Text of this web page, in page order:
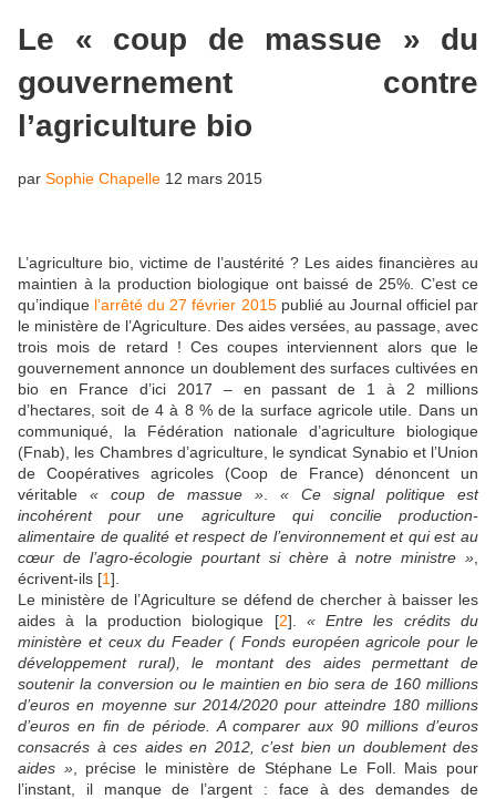
Le « coup de massue » du
gouvernement contre
l’agriculture bio
par Sophie Chapelle 12 mars 2015
L’agriculture bio, victime de l’austérité ? Les aides financières au
maintien à la production biologique ont baissé de 25%. C’est ce
qu’indique l’arrêté du 27 février 2015publié au Journal officiel par
le ministère de l’Agriculture. Des aides versées, au passage, avec
trois mois de retard ! Ces coupes interviennent alors que le
gouvernement annonce un doublement des surfaces cultivées en
bio en France d’ici 2017 – en passant de 1 à 2 millions
d’hectares, soit de 4 à 8 % de la surface agricole utile. Dans un
communiqué, la Fédération nationale d’agriculture biologique
(Fnab), les Chambres d’agriculture, le syndicat Synabio et l’Union
de Coopératives agricoles (Coop de France) dénoncent un
véritable « coup de massue »
« Ce signal politique est
incohérent pour une agriculture qui concilie production-
alimentaire de qualité et respect de l’environnement et qui est au
cœur de l’agro-écologie pourtant si chère à notre ministre »
écrivent-ils [1].
Le ministère de l’Agriculture se défend de chercher à baisser les
aides à la production biologique [2]. « Entre les crédits du
ministère et ceux du Feader ( Fonds européen agricole pour le
développement rural), le montant des aides permettant de
soutenir la conversion ou le maintien en bio sera de 160 millions
d’euros en moyenne sur 2014/2020 pour atteindre 180 millions
d’euros en fin de période. A comparer aux 90 millions d’euros
consacrés à ces aides en 2012, c’est bien un doublement des
aides », précise le ministère de Stéphane Le Foll. Mais pour
l’instant, il manque de l’argent : face à des demandes de